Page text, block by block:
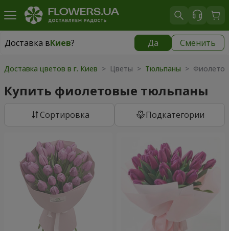
Доставка вКиев? Да Сменить
Доставка вКиев
Доставка цветов в г. Киев > Цветы > Тюльпаны >
Купить фиолетовые тюльпаны
Cортировка Подкатегории